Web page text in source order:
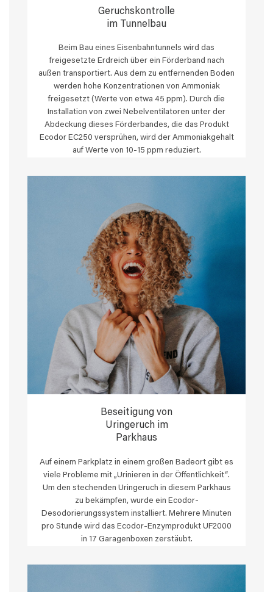
Geruchskontrolle
im Tunnelbau
Beim Bau eines Eisenbahntunnels wird das
freigesetzte Erdreich über ein Förderband nach
außen transportiert. Aus dem zu entfernenden Boden
werden hohe Konzentrationen von Ammoniak
freigesetzt (Werte von etwa 45 ppm). Durch die
Installation von zwei Nebelventilatoren unter der
Abdeckung dieses Förderbandes, die das Produkt
Ecodor EC250 versprühen, wird der Ammoniakgehalt
auf Werte von 10-15 ppm reduziert.
Beseitigung von
Uringeruch im
Parkhaus
Auf einem Parkplatz in einem großen Badeort gibt es
viele Probleme mit „Urinieren in der Öffentlichkeit“.
Um den stechenden Uringeruch in diesem Parkhaus
zu bekämpfen, wurde ein Ecodor-
Desodorierungssystem installiert. Mehrere Minuten
pro Stunde wird das Ecodor-Enzymprodukt UF2000
in 17 Garagenboxen zerstäubt.